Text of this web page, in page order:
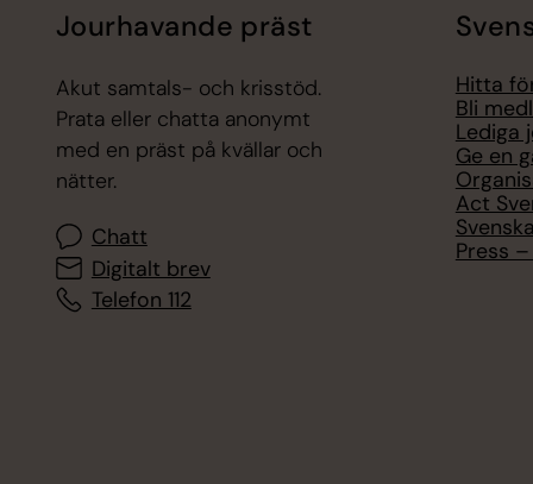
Jourhavande präst
Akut samtals- och krisstöd.
Prata eller chatta anonymt
med en präst på kvällar och
nätter.
Chatt
Digitalt brev
Telefon 112
Hitta
Bli
Lediga
Ge en
Act
Press